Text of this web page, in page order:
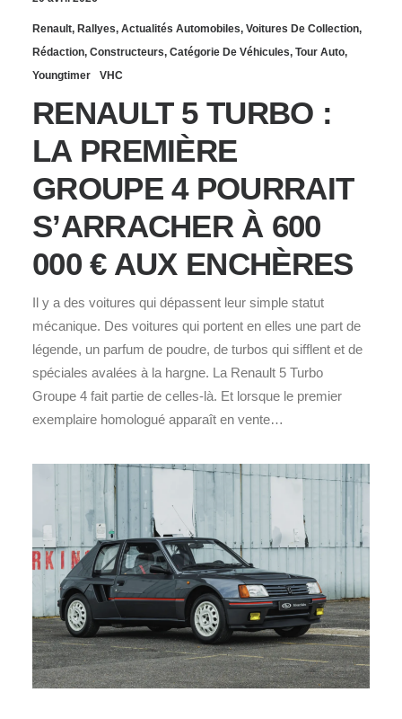
Renault, Rallyes, Actualités Automobiles, Voitures De Collection,
Rédaction, Constructeurs, Catégorie De Véhicules, Tour Auto,
Youngtimer
VHC
RENAULT 5 TURBO :
LA PREMIÈRE
GROUPE 4 POURRAIT
S’ARRACHER À 600
000 € AUX ENCHÈRES
Il y a des voitures qui dépassent leur simple statut
mécanique. Des voitures qui portent en elles une part de
légende, un parfum de poudre, de turbos qui sifflent et de
spéciales avalées à la hargne. La Renault 5 Turbo
Groupe 4 fait partie de celles‑là. Et lorsque le premier
exemplaire homologué apparaît en vente…